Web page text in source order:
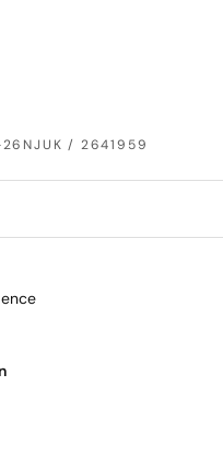
26NJUK / 2641959